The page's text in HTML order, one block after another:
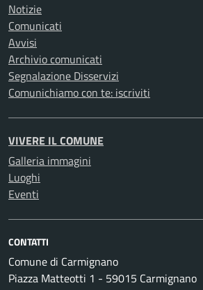
Notizie
Comunicati
Avvisi
Archivio comunicati
Segnalazione Disservizi
Comunichiamo con te: iscriviti
VIVERE IL COMUNE
Galleria immagini
Luoghi
Eventi
CONTATTI
Comune di Carmignano
Piazza Matteotti 1 - 59015 Carmignano